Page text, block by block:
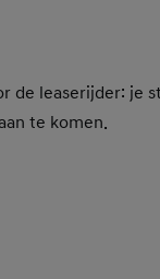
de leaserijder: je
te komen.